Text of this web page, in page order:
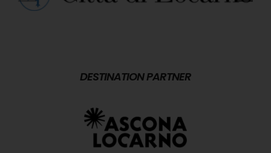
DESTINATION PARTNER